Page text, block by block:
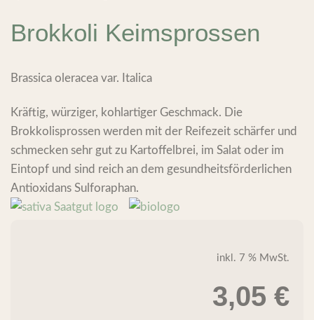
Brokkoli Keimsprossen
Brassica oleracea var. Italica
Kräftig, würziger, kohlartiger Geschmack. Die
Brokkolisprossen werden mit der Reifezeit schärfer und
schmecken sehr gut zu Kartoffelbrei, im Salat oder im
Eintopf und sind reich an dem gesundheitsförderlichen
Antioxidans Sulforaphan.
inkl. 7 % MwSt.
3,05 €